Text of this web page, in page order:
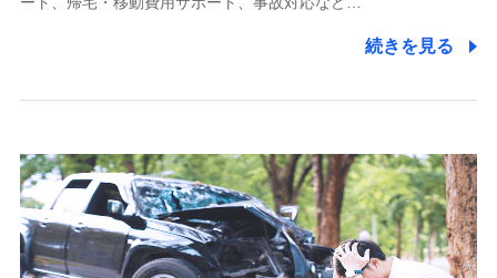
をお送りするため
分析するため
当社の対応品質向上やお問い合わせ内容の正確な把握のため
個人情報保護管理者の職名、連絡先
株式会社ドコモ・インシュアランス 営業部長
〒103-0013 東京都中央区日本橋人形町2-14-10 アーバン
続きを見る